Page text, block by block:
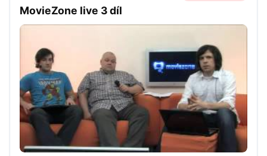
MovieZone live 3 díl